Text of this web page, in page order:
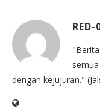
RED-
dengan kejujuran."